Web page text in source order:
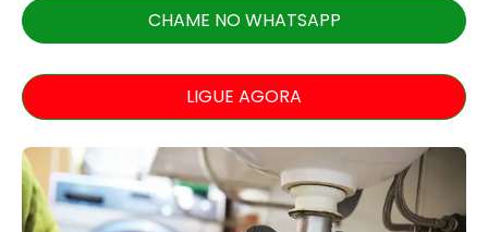
CHAME NO WHATSAPP
LIGUE AGORA